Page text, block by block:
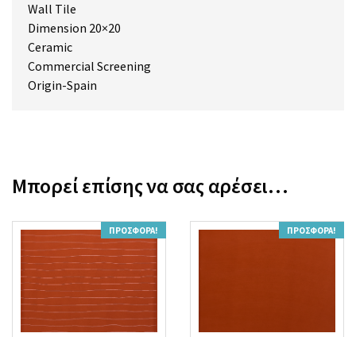
Wall Tile
Dimension 20×20
Ceramic
Commercial Screening
Origin-Spain
Μπορεί επίσης να σας αρέσει…
ΠΡΟΣΦΟΡΆ! ΠΡΟΣΦΟΡΆ!